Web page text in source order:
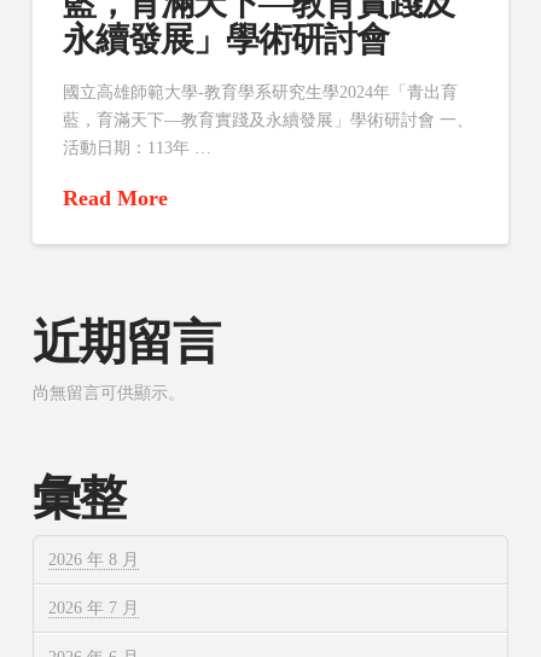
永續發展」學術研討會
國立高雄師範大學-教育學系研究生學2024年「青出育
藍，育滿天下—教育實踐及永續發展」學術研討會 一、
活動日期：113年 …
Read More
近期留言
尚無留言可供顯示。
彙整
2026 年 8 月
2026 年 7 月